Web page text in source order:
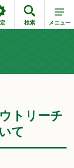
検索 メニュー
トリーチ
て